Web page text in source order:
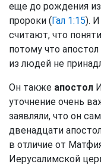
еще до рождения
пророки ( Гал 1:15).
считают, что
потому что
из людей не
Он также апостол
уточнение очень
заявляли, что он
двенадцати
в отличие от
Иерусалимской